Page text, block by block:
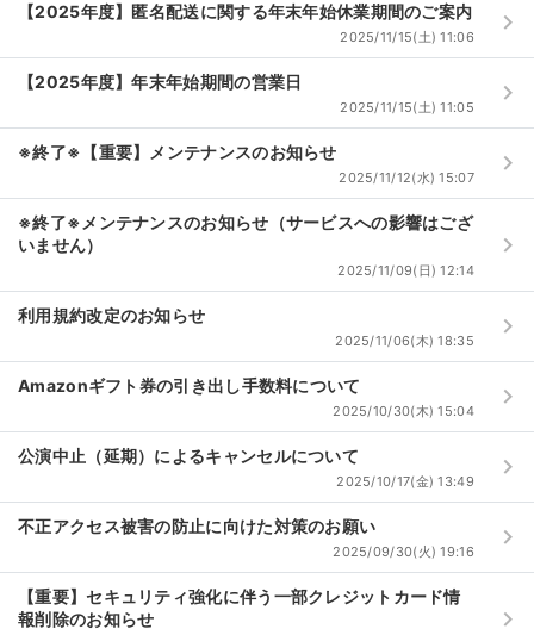
【2025年度】匿名配送に関する年末年始休業期間のご案内
2025/11/15(土) 11:06 keyboard_arrow_right
【2025年度】年末年始期間の営業日
2025/11/15(土) 11:05 keyboard_arrow_right
※終了※【重要】メンテナンスのお知らせ
2025/11/12(水) 15:07 keyboard_arrow_right
※終了※メンテナンスのお知らせ（サービスへの影響はござ
いません）
2025/11/09(日) 12:14
keyboard_arrow_right
利用規約改定のお知らせ
2025/11/06(木) 18:35 keyboard_arrow_right
Amazonギフト券の引き出し手数料について
2025/10/30(木) 15:04 keyboard_arrow_right
公演中止（延期）によるキャンセルについて
2025/10/17(金) 13:49 keyboard_arrow_right
不正アクセス被害の防止に向けた対策のお願い
2025/09/30(火) 19:16 keyboard_arrow_right
【重要】セキュリティ強化に伴う一部クレジットカード情
報削除のお知らせ
keyboard_arrow_right